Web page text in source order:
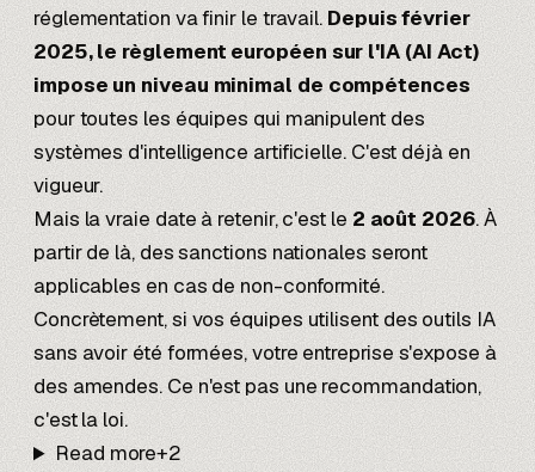
réglementation va finir le travail.Depuis février
2025, le règlement européen sur l'IA (AI Act)
impose un niveau minimal de compétences
pour toutes les équipes qui manipulent des
systèmes d'intelligence artificielle. C'est déjà en
vigueur.
Mais la vraie date à retenir, c'est le2 août 2026. À
partir de là, des sanctions nationales seront
applicables en cas de non-conformité.
Concrètement, si vos équipes utilisent des outils IA
sans avoir été formées, votre entreprise s'expose à
des amendes. Ce n'est pas une recommandation,
c'est la loi.
Read more+2